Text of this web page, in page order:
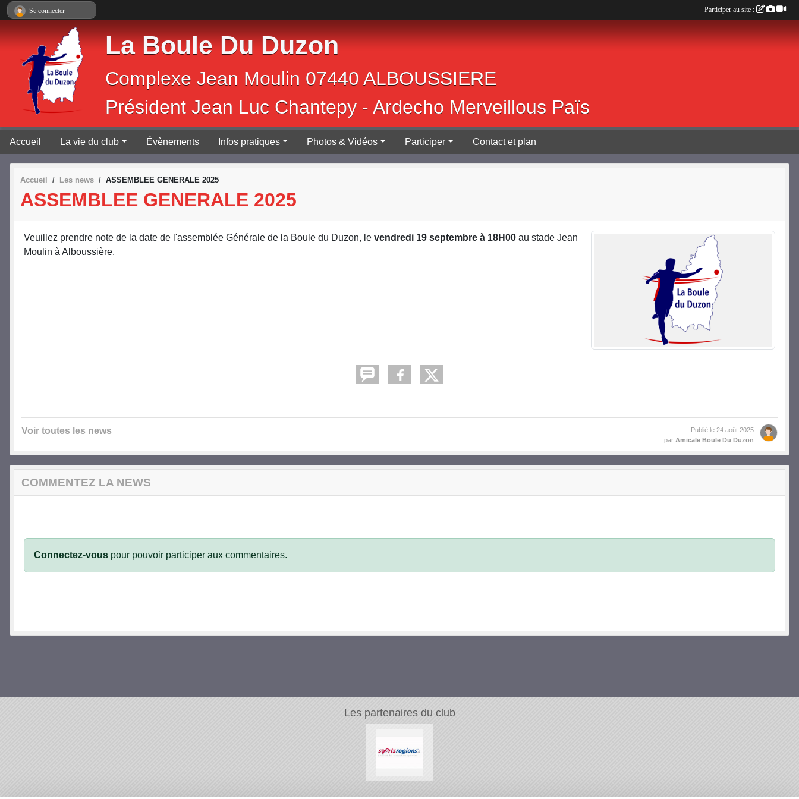
La Boule Du Duzon
Complexe Jean Moulin 07440 ALBOUSSIERE
Président Jean Luc Chantepy - Ardecho Merveillous Païs
Accueil La vie du club Évènements Infos pratiques Photos & Vidéos Participer Contact et plan
Accueil Les news ASSEMBLEE GENERALE 2025
ASSEMBLEE GENERALE 2025
Veuillez prendre note de la date de l'assemblée Générale de la Boule du Duzon, le vendredi 19 septembre à 18H00 au stade Jean
Moulin à Alboussière.
Voir toutes les news Publié le 24 août 2025
par Amicale Boule Du Duzon
COMMENTEZ LA NEWS
Connectez-vous pour pouvoir participer aux commentaires.
Les partenaires du club
Se connecter Participer au site :
Panneau de gestion des cookies